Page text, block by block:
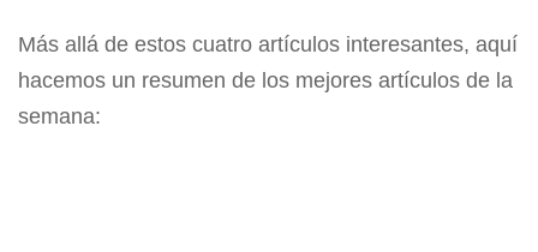
Más allá de estos cuatro artículos interesantes, aquí
hacemos un resumen de los mejores artículos de la
semana: